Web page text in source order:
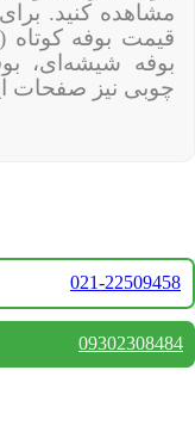
مشاهده کنید.
قیمت بوفه کوتاه
بوفه شیشه‌ای،
چوبی نیز صفحات
021-22509458
09302308484